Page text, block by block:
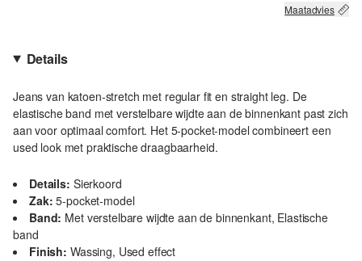
Maatadvies
Details
Jeans van katoen-stretch met regular fit en straight leg. De
elastische band met verstelbare wijdte aan de binnenkant past zich
aan voor optimaal comfort. Het 5-pocket-model combineert een
used look met praktische draagbaarheid.
Details: Sierkoord
Zak: 5-pocket-model
Band: Met verstelbare wijdte aan de binnenkant, Elastische
band
Finish: Wassing, Used effect